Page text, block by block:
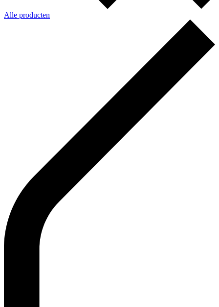
Alle producten